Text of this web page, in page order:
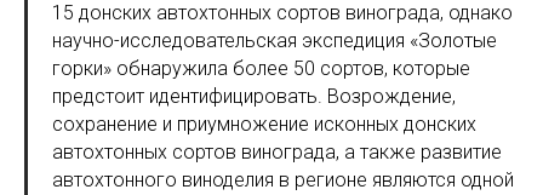
15 донских автохтонных сортов винограда, однако
научно-исследовательская экспедиция «Золотые
горки» обнаружила более 50 сортов, которые
предстоит идентифицировать. Возрождение,
сохранение и приумножение исконных донских
автохтонных сортов винограда, а также развитие
автохтонного виноделия в регионе являются одной